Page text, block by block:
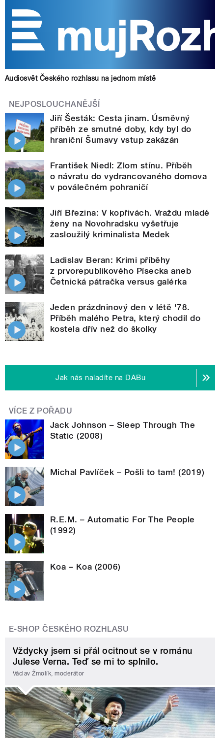
Audiosvět Českého rozhlasu na jednom místě
NEJPOSLOUCHANĚJŠÍ
Jiří Šesták: Cesta jinam. Úsměvný
příběh ze smutné doby, kdy byl do
hraniční Šumavy vstup zakázán
František Niedl: Zlom stínu. Příběh
o návratu do vydrancovaného domova
v poválečném pohraničí
Jiří Březina: V kopřivách. Vraždu mladé
ženy na Novohradsku vyšetřuje
zasloužilý kriminalista Medek
Ladislav Beran: Krimi příběhy
z prvorepublikového Písecka aneb
Četnická pátračka versus galérka
Jeden prázdninový den v létě '78.
Příběh malého Petra, který chodil do
kostela dřív než do školky
Jak nás naladíte na DABu
VÍCE Z POŘADU
Jack Johnson – Sleep Through The
Static (2008)
Michal Pavlíček – Pošli to tam! (2019)
R.E.M. – Automatic For The People
(1992)
Koa – Koa (2006)
E-SHOP ČESKÉHO ROZHLASU
Vždycky jsem si přál ocitnout se v románu
Julese Verna. Teď se mi to splnilo.
Václav Žmolík, moderátor